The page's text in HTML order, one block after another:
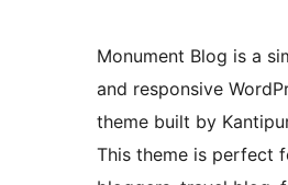
Monument Blog is a
and responsive
theme built by
This theme is perfect